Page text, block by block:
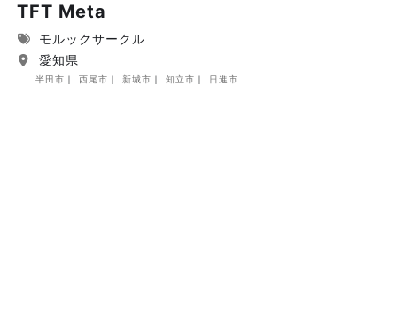
TFT Meta
モルックサークル
愛知県
半田市 西尾市 新城市 知立市 日進市